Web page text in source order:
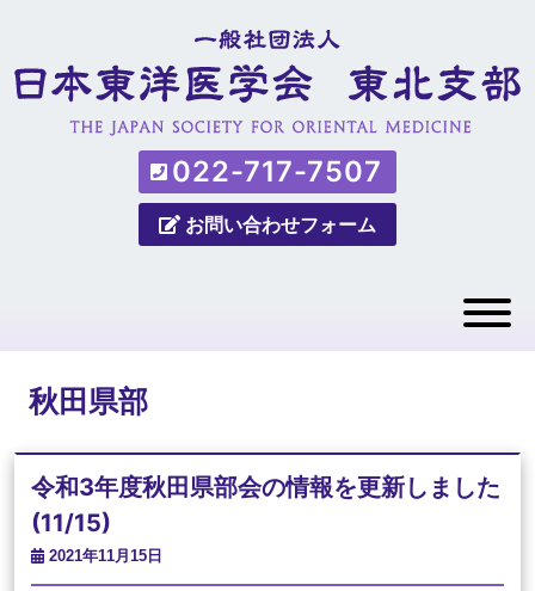
022-717-7507
お問い合わせフォーム
秋田県部
令和3年度秋田県部会の情報を更新しました
(11/15)
2021年11月15日